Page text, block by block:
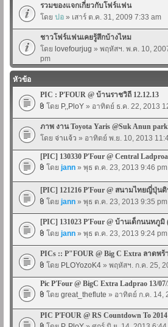
รวมของแจกเกี่ยวกับโฟร์แฟน
โดย ปอ » เสาร์ ต.ค. 31, 2009 7:33 am
ชาวโฟร์แฟนเคยรู้สึกบ้างไหม
โดย lovefourjug » พฤหัสฯ. พ.ค. 10,
pm
หัวข้อ
PIC : P'FOUR @ บ้านราชวิถี 12.12.13
โดย P,,PloY » อาทิตย์ ธ.ค. 22, 2013
ภาพ งาน Toyota Yaris @Suk Anun
โดย จ่าเเจ้ว » อาทิตย์ พ.ย. 10, 2013
[PIC] 130330 P'Four @ Central Ladproa
โดย jann » พุธ ต.ค. 23, 2013 9:46 pm
[PIC] 121216 P'Four @ สนามไทยญี่ปุ่น
โดย jann » พุธ ต.ค. 23, 2013 9:35 pm
[PIC] 131023 P'Four @ บ้านเด็กนนทภูมิ
โดย jann » พุธ ต.ค. 23, 2013 9:24 pm
PICs :: P"FOUR @ Big C Extra ลาดพร้
โดย PLOYozoK4 » พฤหัสฯ. ก.ค. 25,
Pic P'Four @ BigC Extra Ladprao 13/07/
โดย great_theflute » อาทิตย์ ก.ค. 14,
PIC P'FOUR @ RS Countdown To